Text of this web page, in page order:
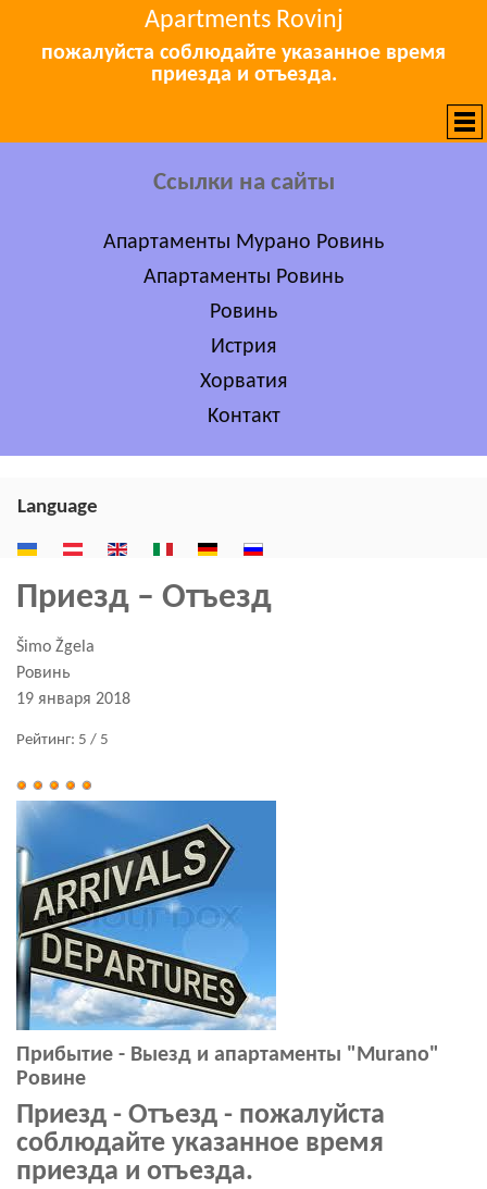
Apartments Rovinj
пожалуйста соблюдайте указанное время
приезда и отъезда.
Ссылки на сайты
Апартаменты Мурано Ровинь
Апартаменты Ровинь
Ровинь
Истрия
Хорватия
Kонтакт
Language
Приезд – Отъезд
Šimo Žgela
Ровинь
19 января 2018
Рейтинг: 5 / 5
Прибытие - Выезд и апартаменты "Murano"
Ровине
Приезд - Отъезд - пожалуйста
соблюдайте указанное время
приезда и отъезда.